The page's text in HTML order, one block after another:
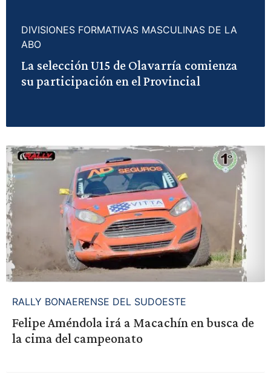
DIVISIONES FORMATIVAS MASCULINAS DE LA
ABO
La selección U15 de Olavarría comienza
su participación en el Provincial
RALLY BONAERENSE DEL SUDOESTE
Felipe Améndola irá a Macachín en busca de
la cima del campeonato